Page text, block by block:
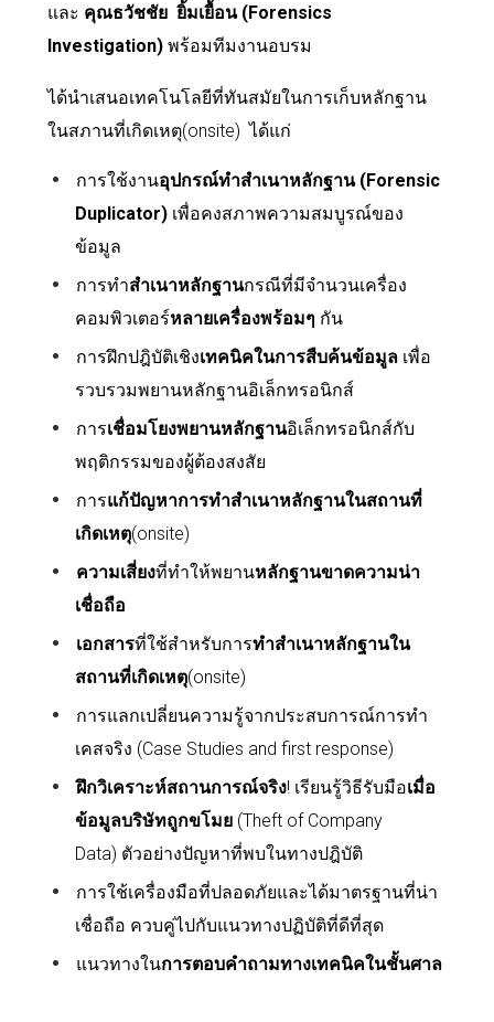
และ คุณธวัชชัย ยิ้มเยื้อน (Forensics
Investigation)พร้อมทีมงานอบรม
ได้นำเสนอเทคโนโลยีที่ทันสมัยในการเก็บหลักฐาน
ในสภานที่เกิดเหตุ(onsite)ได้แก่
การใช้งานอุปกรณ์ทำสำเนาหลักฐาน (Forensic
Duplicator) เพื่อคงสภาพความสมบูรณ์ของ
ข้อมูล
การทำสำเนาหลักฐานกรณีที่มีจำนวนเครื่อง
คอมพิวเตอร์หลายเครื่องพร้อมๆ กัน
การฝึกปฎิบัติเชิงเทคนิคในการสืบค้นข้อมูลเพื่อ
รวบรวมพยานหลักฐานอิเล็กทรอนิกส์
การเชื่อมโยงพยานหลักฐานอิเล็กทรอนิกส์กับ
พฤติกรรมของผู้ต้องสงสัย
การแก้ปัญหาการทำสำเนาหลักฐานในสถานที่
เกิดเหตุ(onsite)
ความเสี่ยงที่ทำให้พยานหลักฐานขาดความน่า
เชื่อถือ
เอกสารที่ใช้สำหรับการทำสำเนาหลักฐานใน
สถานที่เกิดเหตุ(onsite)
การแลกเปลี่ยนความรู้จากประสบการณ์การทำ
เคสจริง (Case Studies and first response)
ฝึกวิเคราะห์สถานการณ์จริง! เรียนรู้วิธีรับมือเมื่อ
ข้อมูลบริษัทถูกขโมย(Theft of Company
Data) ตัวอย่างปัญหาที่พบในทางปฎิบัติ
การใช้เครื่องมือที่ปลอดภัยและได้มาตรฐานที่น่า
เชื่อถือ ควบคู่ไปกับแนวทางปฏิบัติที่ดีที่สุด
แนวทางในการตอบคำถามทางเทคนิคในชั้นศาล